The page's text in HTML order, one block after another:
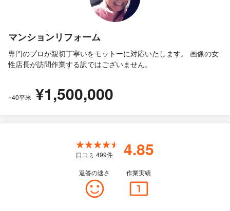
マンションリフォーム
専門のプロが親切丁寧いをモットーに対応いたします。 画像の女
性店長が訪問作業する訳ではございません。
~40平米 ¥1,500,000
口コミ 499件 4.85
返答の速さ 作業実績